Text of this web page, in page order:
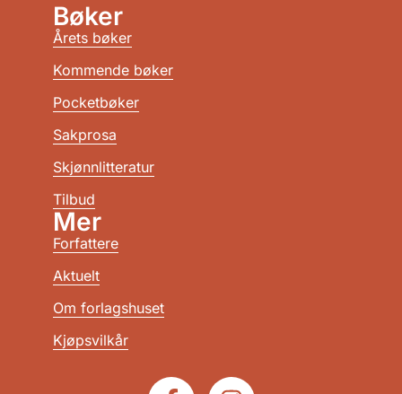
Bøker
Årets bøker
Kommende bøker
Pocketbøker
Sakprosa
Skjønnlitteratur
Tilbud
Mer
Forfattere
Aktuelt
Om forlagshuset
Kjøpsvilkår